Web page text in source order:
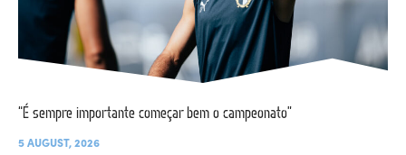
“É sempre importante começar bem o campeonato”
5 AUGUST, 2026